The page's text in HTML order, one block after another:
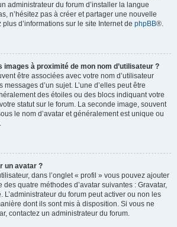
administrateur du forum d’installer la langue
n’hésitez pas à créer et partager une nouvelle
d’informations sur le site Internet de phpBB®.
à proximité de mon nom d’utilisateur ?
être associées avec votre nom d’utilisateur
d’un sujet. L’une d’elles peut être
des étoiles ou des blocs indiquant votre
statut sur le forum. La seconde image, souvent
le nom d’avatar et généralement est unique ou
un avatar ?
dans l’onglet « profil » vous pouvez ajouter
des quatre méthodes d’avatar suivantes : Gravatar,
L’administrateur du forum peut activer ou non les
dont ils sont mis à disposition. Si vous ne
contactez un administrateur du forum.